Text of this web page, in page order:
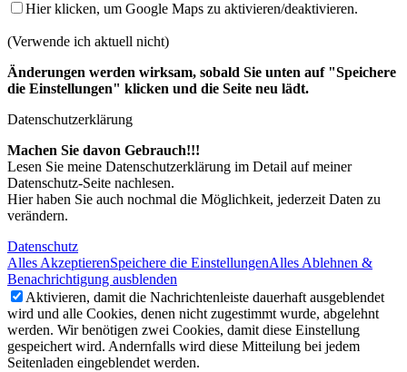
Hier klicken, um Google Maps zu aktivieren/deaktivieren.
(Verwende ich aktuell nicht)
Änderungen werden wirksam, sobald Sie unten auf "Speichere
die Einstellungen" klicken und die Seite neu lädt.
Datenschutzerklärung
Machen Sie davon Gebrauch!!!
Lesen Sie meine Datenschutzerklärung im Detail auf meiner
Datenschutz-Seite nachlesen.
Hier haben Sie auch nochmal die Möglichkeit, jederzeit Daten zu
verändern.
Datenschutz
Alles AkzeptierenSpeichere die EinstellungenAlles Ablehnen &
Benachrichtigung ausblenden
Aktivieren, damit die Nachrichtenleiste dauerhaft ausgeblendet
wird und alle Cookies, denen nicht zugestimmt wurde, abgelehnt
werden. Wir benötigen zwei Cookies, damit diese Einstellung
gespeichert wird. Andernfalls wird diese Mitteilung bei jedem
Seitenladen eingeblendet werden.